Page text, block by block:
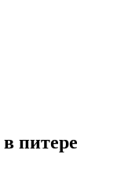
питере